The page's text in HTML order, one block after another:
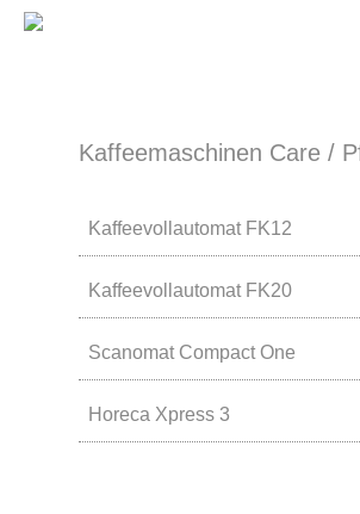
Kaffeemaschinen Care /
Kaffeevollautomat FK12
Kaffeevollautomat FK20
Scanomat Compact One
Horeca Xpress 3